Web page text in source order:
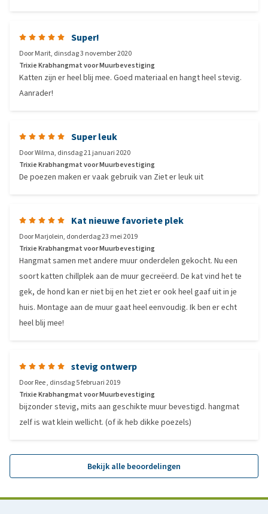
Super!
DoorMarit, dinsdag 3 november 2020
Trixie Krabhangmat voor Muurbevestiging
Katten zijn er heel blij mee. Goed materiaal en hangt heel stevig.
Aanrader!
Super leuk
DoorWilma, dinsdag 21 januari 2020
Trixie Krabhangmat voor Muurbevestiging
De poezen maken er vaak gebruik van Ziet er leuk uit
Kat nieuwe favoriete plek
DoorMarjolein, donderdag 23 mei 2019
Trixie Krabhangmat voor Muurbevestiging
Hangmat samen met andere muur onderdelen gekocht. Nu een
soort katten chillplek aan de muur gecreëerd. De kat vind het te
gek, de hond kan er niet bij en het ziet er ook heel gaaf uit in je
huis. Montage aan de muur gaat heel eenvoudig. Ik ben er echt
heel blij mee!
stevig ontwerp
DoorRee, dinsdag 5 februari 2019
Trixie Krabhangmat voor Muurbevestiging
bijzonder stevig, mits aan geschikte muur bevestigd. hangmat
zelf is wat klein wellicht. (of ik heb dikke poezels)
Bekijk alle beoordelingen